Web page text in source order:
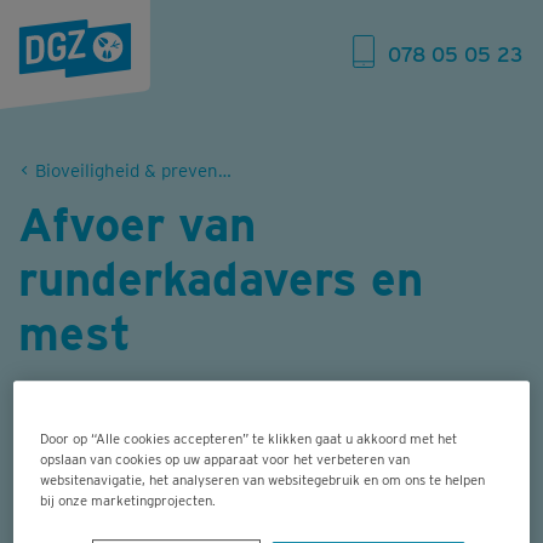
078 05 05 23
Bioveiligheid & preventie rundvee
Afvoer van
runderkadavers en
mest
meestal om een ziek dier. De kans is dus
groot dat kadavers besmet zijn, waardoor
Door op “Alle cookies accepteren” te klikken gaat u akkoord met het
opslaan van cookies op uw apparaat voor het verbeteren van
websitenavigatie, het analyseren van websitegebruik en om ons te helpen
bij onze marketingprojecten.